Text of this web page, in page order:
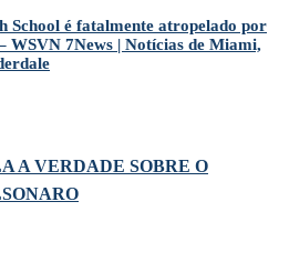
School é fatalmente atropelado por
WSVN 7News | Notícias de Miami,
A VERDADE SOBRE O